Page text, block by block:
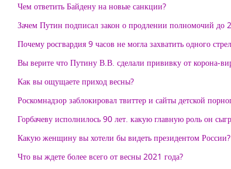
Чем ответить Байдену на новые санкции?
Зачем Путин подписал закон о продлении полномочий до
Почему росгвардия 9 часов не могла захватить одного
Вы верите что Путину В.В. сделали прививку от корона-
Как вы ощущаете приход весны?
Роскомнадзор заблокировал твиттер и сайты детской
Горбачеву исполнилось 90 лет. какую главную роль он
Какую женщину вы хотели бы видеть президентом России?
Что вы ждете более всего от весны 2021 года?